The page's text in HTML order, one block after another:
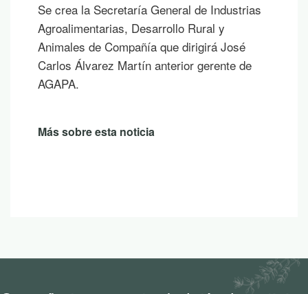
Se crea la Secretaría General de Industrias
Agroalimentarias, Desarrollo Rural y
Animales de Compañía que dirigirá José
Carlos Álvarez Martín anterior gerente de
AGAPA.
Más sobre esta noticia